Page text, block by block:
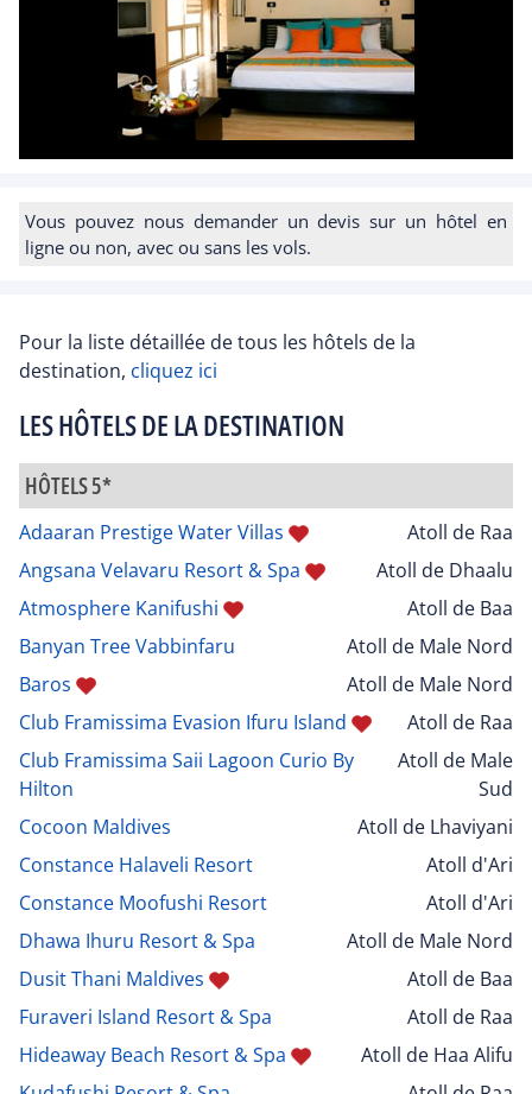
Vous pouvez nous demander un devis sur un hôtel en
ligne ou non, avec ou sans les vols.
Pour la liste détaillée de tous les hôtels de la
destination, cliquez ici
LES HÔTELS DE LA DESTINATION
HÔTELS 5*
Adaaran Prestige Water Villas
Atoll de Raa
Angsana Velavaru Resort & Spa
Atoll de Dhaalu
Atmosphere Kanifushi
Atoll de Baa
Banyan Tree Vabbinfaru
Atoll de Male Nord
Baros
Atoll de Male Nord
Club Framissima Evasion Ifuru Island
Atoll de Raa
Club Framissima Saii Lagoon Curio By
Hilton
Atoll de Male
Sud
Cocoon Maldives
Atoll de Lhaviyani
Constance Halaveli Resort
Atoll d'Ari
Constance Moofushi Resort
Atoll d'Ari
Dhawa Ihuru Resort & Spa
Atoll de Male Nord
Dusit Thani Maldives
Atoll de Baa
Furaveri Island Resort & Spa
Atoll de Raa
Hideaway Beach Resort & Spa
Atoll de Haa Alifu